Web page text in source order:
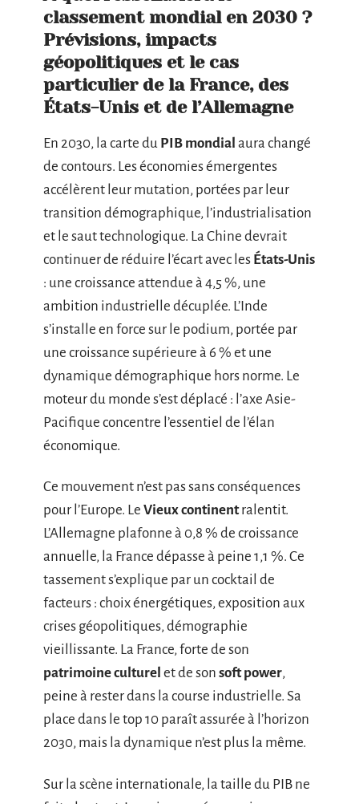
classement mondial en 2030 ?
Prévisions, impacts
géopolitiques et le cas
particulier de la France, des
États-Unis et de l’Allemagne
En 2030, la carte du PIB mondial aura changé
de contours. Les économies émergentes
accélèrent leur mutation, portées par leur
transition démographique, l’industrialisation
et le saut technologique. La Chine devrait
continuer de réduire l’écart avec les États-Unis
: une croissance attendue à 4,5 %, une
ambition industrielle décuplée. L’Inde
s’installe en force sur le podium, portée par
une croissance supérieure à 6 % et une
dynamique démographique hors norme. Le
moteur du monde s’est déplacé : l’axe Asie-
Pacifique concentre l’essentiel de l’élan
économique.
Ce mouvement n’est pas sans conséquences
pour l’Europe. Le Vieux continentralentit.
L’Allemagne plafonne à 0,8 % de croissance
annuelle, la France dépasse à peine 1,1 %. Ce
tassement s’explique par un cocktail de
facteurs : choix énergétiques, exposition aux
crises géopolitiques, démographie
vieillissante. La France, forte de son
patrimoine culturel et de son soft power,
peine à rester dans la course industrielle. Sa
place dans le top 10 paraît assurée à l’horizon
2030, mais la dynamique n’est plus la même.
Sur la scène internationale, la taille du PIB ne